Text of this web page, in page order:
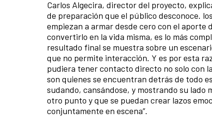
Carlos Algecira, director del proyecto,
de preparación que el público desconoce.
empiezan a armar desde cero con el aporte
convertirlo en la vida misma, es lo más
resultado final se muestra sobre un
que no permite interacción. Y es por esta
pudiera tener contacto directo no solo con
son quienes se encuentran detrás de todo
sudando, cansándose, y mostrando su lado
otro punto y que se puedan crear lazos
conjuntamente en escena”.